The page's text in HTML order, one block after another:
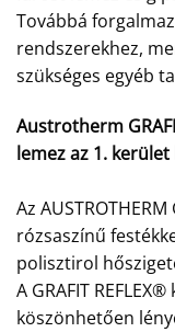
Továbbá
rendszerekhez,
szükséges egyéb
Austrotherm
lemez az 1.
Az
rózsaszínű
polisztirol
A GRAFIT
köszönhetően